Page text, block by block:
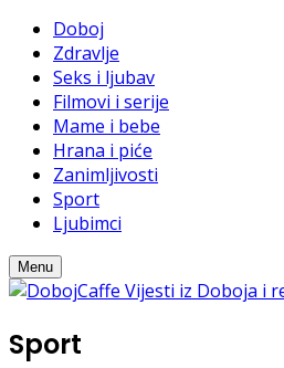
Doboj
Zdravlje
Seks i ljubav
Filmovi i serije
Mame i bebe
Hrana i piće
Zanimljivosti
Sport
Ljubimci
Menu
Sport